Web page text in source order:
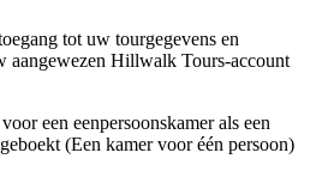
tot uw tourgegevens en
aangewezen Hillwalk Tours-account
een eenpersoonskamer als een
(Een kamer voor één persoon)